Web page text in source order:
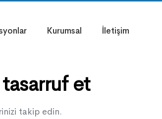
Kurumsal İletişim
et
takip edin.